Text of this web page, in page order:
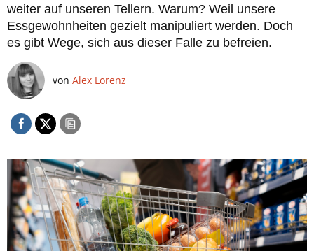
weiter auf unseren Tellern. Warum? Weil unsere
Essgewohnheiten gezielt manipuliert werden. Doch
es gibt Wege, sich aus dieser Falle zu befreien.
von Alex Lorenz